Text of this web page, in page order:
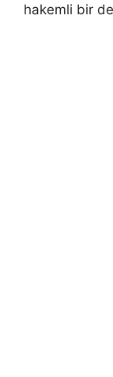
hakemli bir